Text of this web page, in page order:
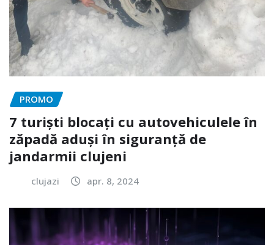
PROMO
7 turiști blocați cu autovehiculele în
zăpadă aduși în siguranță de
jandarmii clujeni
clujazi apr. 8, 2024